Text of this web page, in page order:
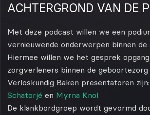
ACHTERGROND VAN DE
Met deze podcast willen we een
vernieuwende onderwerpen binnen
Hiermee willen we het gesprek
zorgverleners binnen de geboortezorg
Verloskundig Baken presentatoren zijn:
Schatorjé en Myrna Knol
De klankbordgroep wordt gevormd